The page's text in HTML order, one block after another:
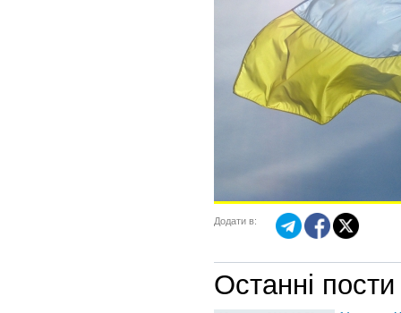
Додати в:
Останні